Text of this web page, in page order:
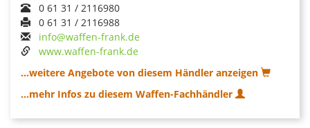
0 61 31 / 2116980
0 61 31 / 2116988
info@waffen-frank.de
www.waffen-frank.de
...weitere Angebote von diesem Händler anzeigen
...mehr Infos zu diesem Waffen-Fachhändler